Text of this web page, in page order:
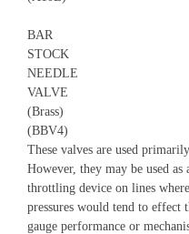
BAR
STOCK
NEEDLE
VALVE
(Brass)
(BBV4)
These valves are used
However, they may be used as
throttling device on lines
pressures would tend to effect
gauge performance or